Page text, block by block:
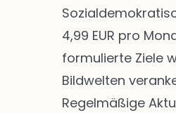
4,99 EUR pro
formulierte Ziele
Bildwelten
Regelmäßige